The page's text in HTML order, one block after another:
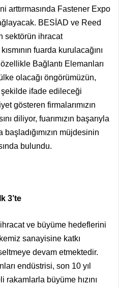
arttırmasında Fastener Expo
BESİAD ve Reed
sektörün ihracat
fuarda kurulacağını
Bağlantı Elemanları
olacağı öngörümüzün,
ifade edileceği
gösteren firmalarımızın
diliyor, fuarımızın başarıyla
müjdesinin
bulundu.
3’te
ve büyüme hedeflerini
sanayisine katkı
devam etmektedir.
endüstrisi, son 10 yıl
büyüme hızını